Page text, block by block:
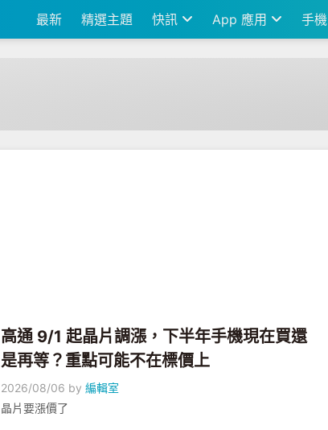
最新 精選主題 快訊 App 應用 手機
高通 9/1 起晶片調漲，下半年手機現在買還
是再等？重點可能不在標價上
2026/08/06 by編輯室
晶片要漲價了